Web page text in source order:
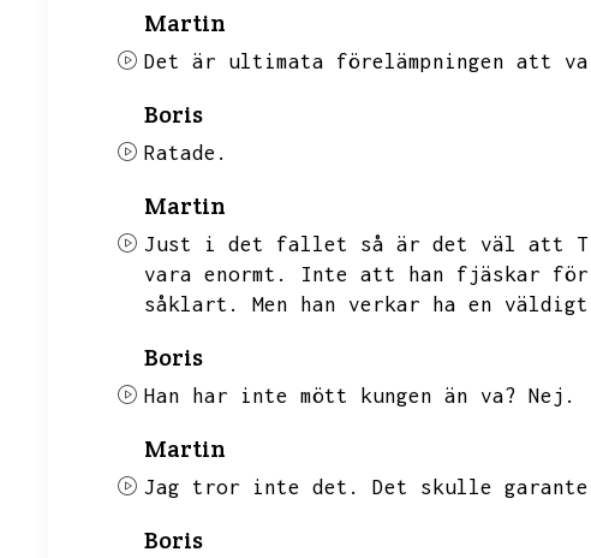
Martin
Det är ultimata förelämpningen att
Boris
Ratade.
Martin
Just i det fallet så är det väl att
vara enormt.
Inte att han fjäskar för
såklart.
Men han verkar ha en
Boris
Han har inte mött kungen än va? Nej.
Martin
Jag tror inte det. Det skulle
Boris